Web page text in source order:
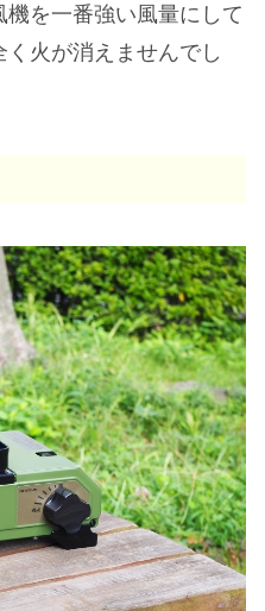
を一番強い風量にして
火が消えませんでし